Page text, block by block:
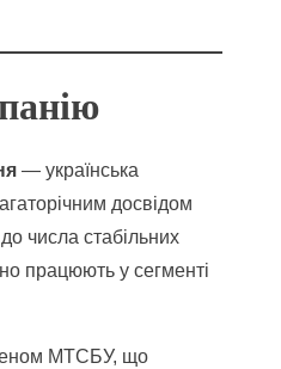
— українська
досвідом
числа стабільних
працюють у сегменті
МТСБУ, що